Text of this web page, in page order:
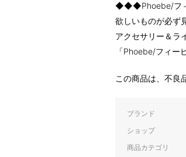
◆◆◆Phoebe/フ
欲しいものが必ず
アクセサリー＆ラ
「Phoebe/フィー
この商品は、不良
ブランド
ショップ
商品カテゴリ